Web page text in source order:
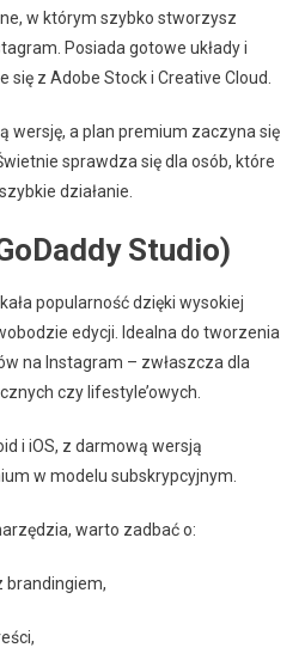
w którym szybko stworzysz
Posiada gotowe układy i
się z Adobe Stock i Creative Cloud.
wersję, a plan premium zaczyna się
sprawdza się dla osób, które
działanie.
Studio)
popularność dzięki wysokiej
edycji. Idealna do tworzenia
na Instagram – zwłaszcza dla
czy lifestyle’owych.
i iOS, z darmową wersją
w modelu subskrypcyjnym.
warto zadbać o:
brandingiem,